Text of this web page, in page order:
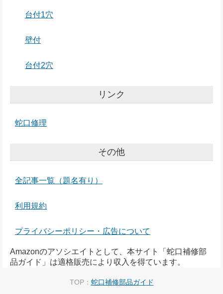
台付1穴
壁付
台付2穴
リンク
蛇口修理
その他
全記事一覧（題名有り）
利用規約
プライバシーポリシー・広告について
Amazonのアソシエイトとして、本サイト「蛇口補修部
品ガイド」は適格販売により収入を得ています。
TOP： 蛇口補修部品ガイド